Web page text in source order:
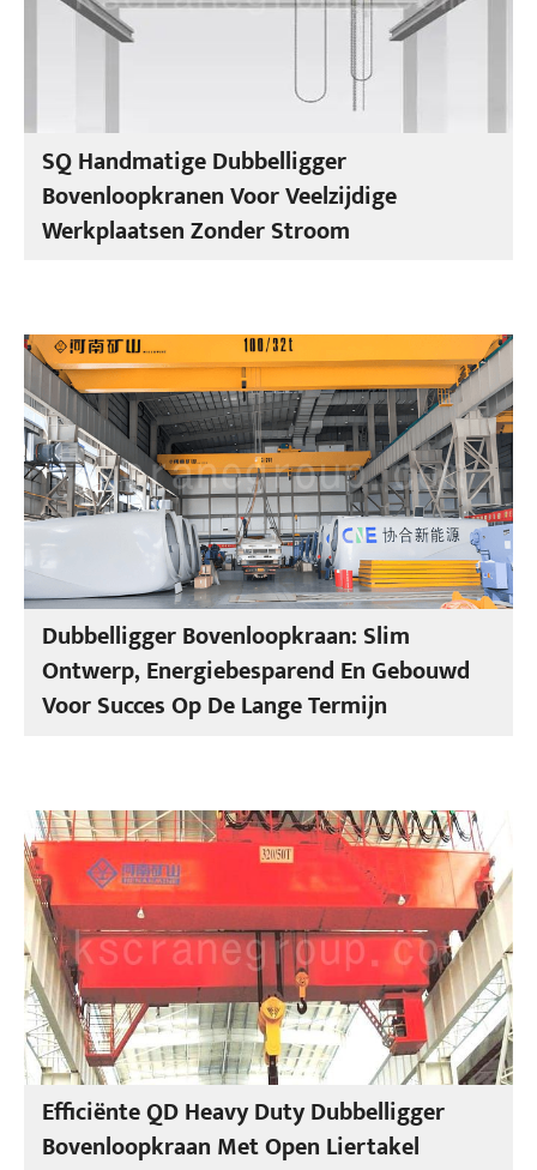
SQ Handmatige Dubbelligger
Bovenloopkranen Voor Veelzijdige
Werkplaatsen Zonder Stroom
Dubbelligger Bovenloopkraan: Slim
Ontwerp, Energiebesparend En Gebouwd
Voor Succes Op De Lange Termijn
Efficiënte QD Heavy Duty Dubbelligger
Bovenloopkraan Met Open Liertakel